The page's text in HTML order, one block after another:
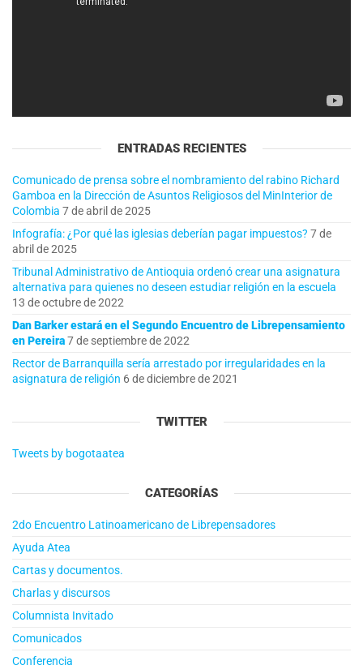
ENTRADAS RECIENTES
Comunicado de prensa sobre el nombramiento del rabino Richard
Gamboa en la Dirección de Asuntos Religiosos del MinInterior de
Colombia 7 de abril de 2025
Infografía: ¿Por qué las iglesias deberían pagar impuestos? 7 de
abril de 2025
Tribunal Administrativo de Antioquia ordenó crear una asignatura
alternativa para quienes no deseen estudiar religión en la escuela
13 de octubre de 2022
Dan Barker estará en el Segundo Encuentro de Librepensamiento
en Pereira7 de septiembre de 2022
Rector de Barranquilla sería arrestado por irregularidades en la
asignatura de religión 6 de diciembre de 2021
TWITTER
Tweets by bogotaatea
CATEGORÍAS
2do Encuentro Latinoamericano de Librepensadores
Ayuda Atea
Cartas y documentos.
Charlas y discursos
Columnista Invitado
Comunicados
Conferencia